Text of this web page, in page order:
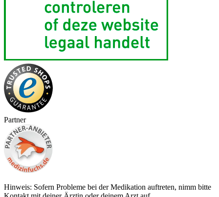
Partner
Hinweis: Sofern Probleme bei der Medikation auftreten, nimm bitte